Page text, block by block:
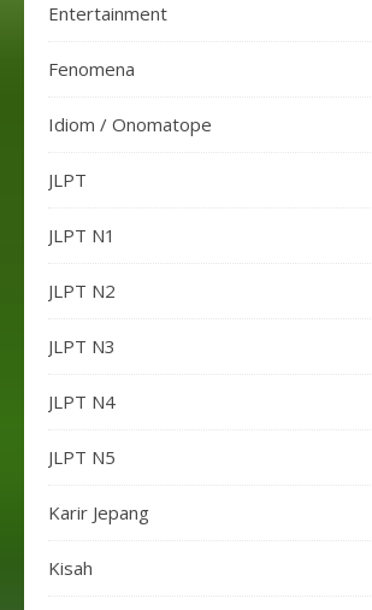
Entertainment
Fenomena
Idiom / Onomatope
JLPT
JLPT N1
JLPT N2
JLPT N3
JLPT N4
JLPT N5
Karir Jepang
Kisah